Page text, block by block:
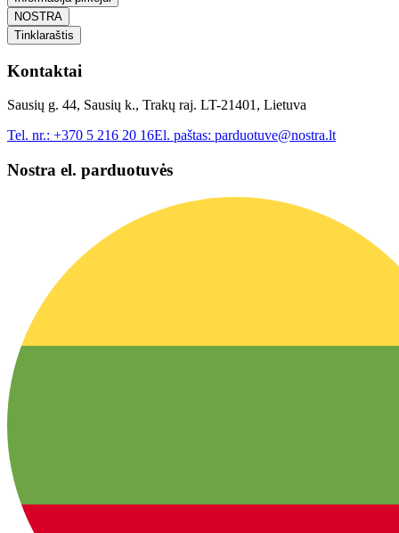
NOSTRA
Tinklaraštis
Kontaktai
Sausių g. 44, Sausių k., Trakų raj. LT-21401, Lietuva
Tel. nr.: +370 5 216 20 16El. paštas: parduotuve@nostra.lt
Nostra el. parduotuvės